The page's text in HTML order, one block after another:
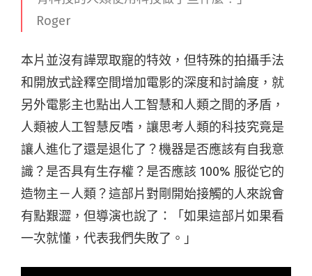
Roger
本片並沒有譁眾取寵的特效，但特殊的拍攝手法
和開放式詮釋空間增加電影的深度和討論度，就
另外電影主也點出人工智慧和人類之間的矛盾，
人類被人工智慧反嗜，讓思考人類的科技究竟是
讓人進化了還是退化了？機器是否應該有自我意
識 ？ 是否具有生存權？ 是否應該 100% 服從它的
造物主－人類 ？這部片對剛開始接觸的人來說會
有點艱澀，但導演也說了 ：「 如果這部片如果看
一次就懂，代表我們失敗了 。」